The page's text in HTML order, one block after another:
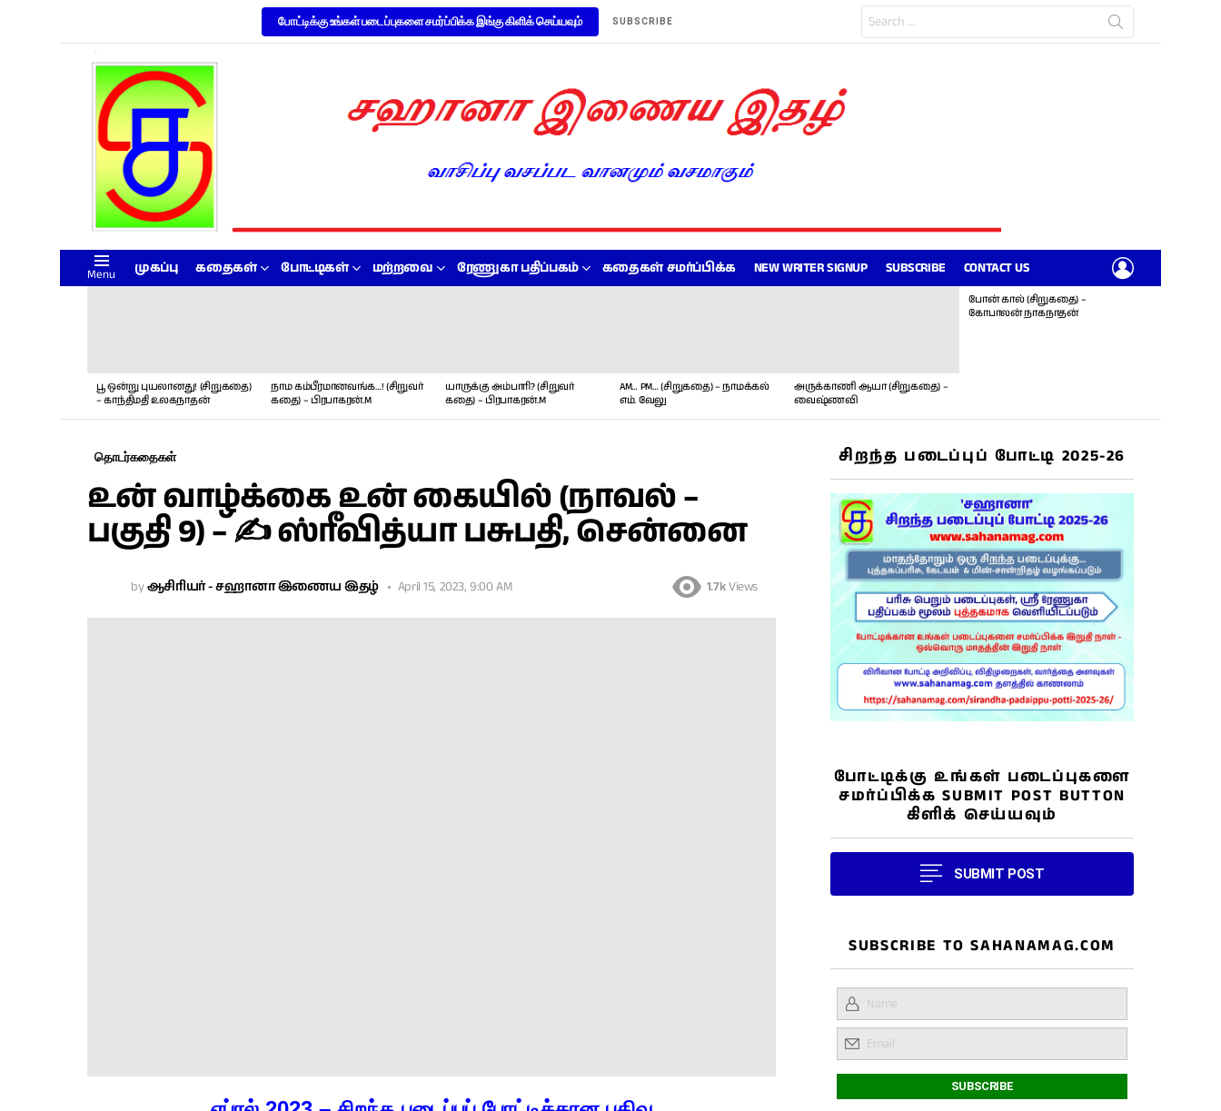
போட்டிக்கு உங்கள் படைப்புகளை சமர்ப்பிக்க இங்கு கிளிக் செய்யவும் SUBSCRIBE
for:
Menu முகப்பு கதைகள் போட்டிகள் மற்றவை ரேணுகா பதிப்பகம் கதைகள் சமர்ப்பிக்க NEW WRITER SIGNUP SUBSCRIBE CONTACT US
பூ ஒன்று புயலானது! (சிறுகதை)
– காந்திமதி உலகநாதன்
நாம கம்பீரமானவங்க…! (சிறுவர்
கதை) – பிரபாகரன்.M
யாருக்கு அம்பாரி? (சிறுவர்
கதை) – பிரபாகரன்.M
AM… PM… (சிறுகதை) – நாமக்கல்
எம். வேலு
அருக்காணி ஆயா (சிறுகதை) –
வைஷ்ணவி
போன் கால் (சிறுகதை) –
கோபாலன் நாகநாதன்
தொடர்கதைகள்
உன் வாழ்க்கை உன் கையில் (நாவல் –
பகுதி 9) – ✍ ஸ்ரீவித்யா பசுபதி, சென்னை
byஆசிரியர் - சஹானா இணைய இதழ் April 15, 2023, 9:00 AM 1.7k Views
சிறந்த படைப்புப் போட்டி 2025-26
போட்டிக்கு உங்கள் படைப்புகளை
சமர்ப்பிக்க SUBMIT POST BUTTON
கிளிக் செய்யவும்
SUBMIT POST
SUBSCRIBE TO SAHANAMAG.COM